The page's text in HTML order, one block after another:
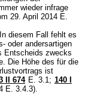
wieder infrage
29. April 2014 E.
diesem Fall fehlt es
oder andersartigen
Entscheids zwecks
Die Höhe des für die
ist
II 674 E. 3.1; 140 I
E. 3.4.3).